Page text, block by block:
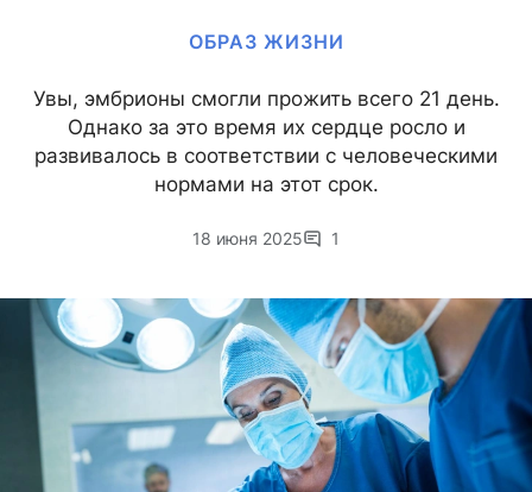
ОБРАЗ ЖИЗНИ
Увы, эмбрионы смогли прожить всего 21 день.
Однако за это время их сердце росло и
развивалось в соответствии с человеческими
нормами на этот срок.
18 июня 2025 1